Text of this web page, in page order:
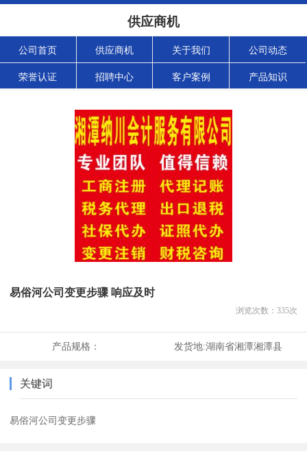
供应商机
公司首页 供应商机 关于我们 公司动态
荣誉认证 招聘中心 客户案例 产品知识
易俗河公司变更步骤 响应及时
浏览次数： 335次
产品规格： 发货地:湖南省湘潭湘潭县
关键词
易俗河公司变更步骤